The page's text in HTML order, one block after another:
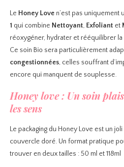
Le Honey Love n’est pas uniquement
1 qui combine Nettoyant, Exfoliant et
réoxygéner, hydrater et rééquilibrer
Ce soin Bio sera particulièrement
congestionnées, celles souffrant
encore qui manquent de souplesse.
Honey love : Un soin
les sens
Le packaging du Honey Love est un
couvercle doré. Un format pratique
trouver en deux tailles : 50 ml et 118ml